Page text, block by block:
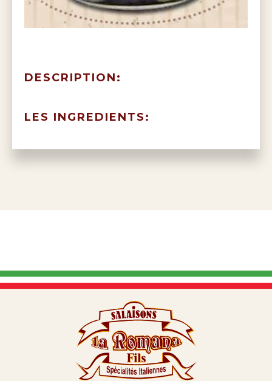
DESCRIPTION:
LES INGREDIENTS: